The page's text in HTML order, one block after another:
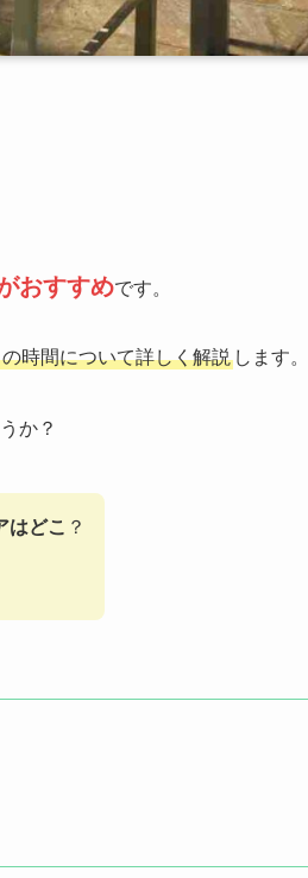
おすすめです。
時間について詳しく解説 します。
か？
はどこ ？